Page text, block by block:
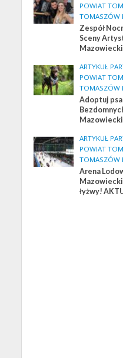
POWIAT
TOMASZÓW
Zespół
Sceny
ARTYKUŁ
POWIAT
TOMASZÓW
Adoptuj psa
ARTYKUŁ
POWIAT
TOMASZÓW
Arena
łyżwy!